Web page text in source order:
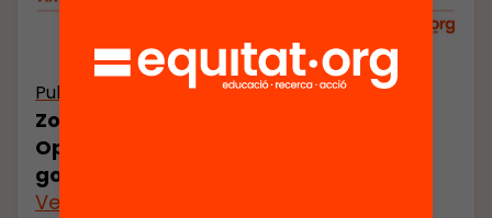
Publicació
Zones educatives i millora escolar.
Opcions de polítiques per a una
governança col·laborativa i territorial
Veure’n més